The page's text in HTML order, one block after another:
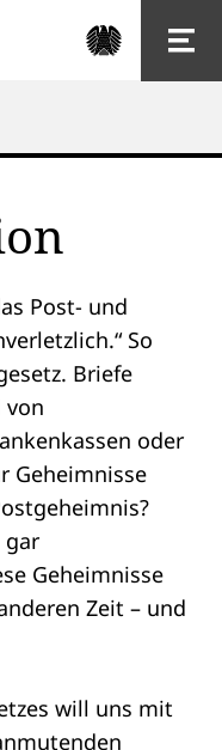
Post- und
So
. Briefe
von
oder
Geheimnisse
gar
Geheimnisse
Zeit – und
will uns mit